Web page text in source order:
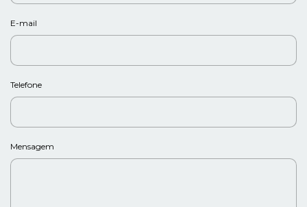
E-mail
Telefone
Mensagem